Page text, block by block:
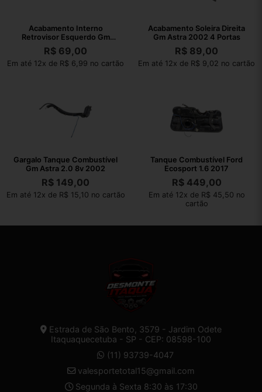
Acabamento Interno
Retrovisor Esquerdo Gm
Astra 2002
R$ 69,00
Em até 12x de R$ 6,99 no cartão
Acabamento Soleira Direita
Gm Astra 2002 4 Portas
R$ 89,00
Em até 12x de R$ 9,02 no cartão
Gargalo Tanque Combustível
Gm Astra 2.0 8v 2002
R$ 149,00
Em até 12x de R$ 15,10 no cartão
Tanque Combustível Ford
Ecosport 1.6 2017
R$449,00
Em até 12x de R$ 45,50 no
cartão
Estrada de São Bento, 3579 - Jardim Odete
Itaquaquecetuba - SP - CEP: 08598-100
(11) 93739-4047
valesportetotal15@gmail.com
Segunda à Sexta 8:30 às 17:30